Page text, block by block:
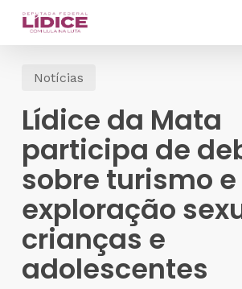
Skip
contentNotícias
Lídice da Mata
participa de
sobre turismo e
exploração
crianças e
adolescentes